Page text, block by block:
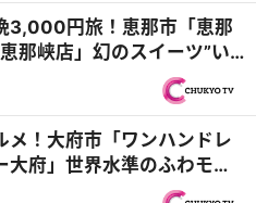
3,000円旅！恵那市「恵那
那峡店」幻のスイーツ”い
うどん居酒屋 橙」だし巻き
迫力どんぶり『PS純金（ゴ
メ！大府市「ワンハンドレ
大府」世界水準のふわモチ
ワットファーマーズ」時間